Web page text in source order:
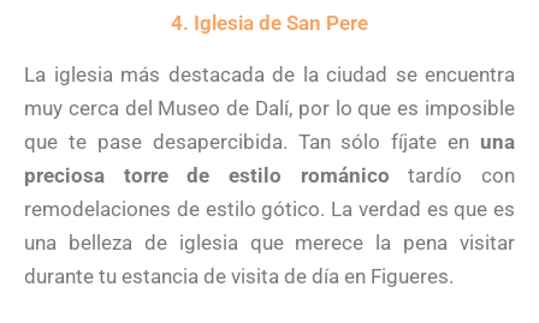
4. Iglesia de San Pere
La iglesia más destacada de la ciudad se encuentra
muy cerca del Museo de Dalí, por lo que es imposible
que te pase desapercibida. Tan sólo fíjate en una
preciosa torre de estilo románico tardío con
remodelaciones de estilo gótico. La verdad es que es
una belleza de iglesia que merece la pena visitar
durante tu estancia de visita de día en Figueres.